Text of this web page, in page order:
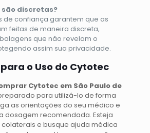
discretas?
de confiança garantem que as
feitas de maneira discreta,
que não revelam o
assim sua privacidade.
o Uso do Cytotec
Cytotec em São Paulo de
para utilizá-lo de forma
as orientações do seu médico e
dosagem recomendada. Esteja
e busque ajuda médica